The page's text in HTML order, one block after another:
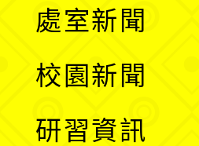
處室新聞
校園新聞
研習資訊